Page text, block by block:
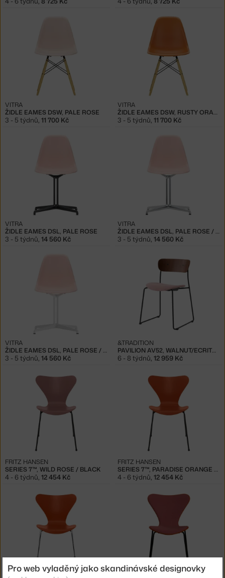
ŽIDLE EAMES DSW, PALE ROSE
VITRA
3 - 5 týdnů, 11 700 Kč
ŽIDLE EAMES DSW, RUSTY ORANGE
VITRA
3 - 5 týdnů, 11 700 Kč
ŽIDLE EAMES DSL, PALE ROSE
VITRA
3 - 5 týdnů, 14 560 Kč
ŽIDLE EAMES DSL, PALE ROSE / POLISHED ALUMINUM
VITRA
3 - 5 týdnů, 14 560 Kč
ŽIDLE EAMES DSL, PALE ROSE / WHITE
VITRA
3 - 5 týdnů, 14 560 Kč
PAVILION AV52, WALNUT/ECRITURE 640
&TRADITION
6 - 8 týdnů, 12 959 Kč
SERIES 7™, WILD ROSE / BLACK
FRITZ HANSEN
4 - 6 týdnů, 12 454 Kč
SERIES 7™, PARADISE ORANGE / BLACK
FRITZ HANSEN
4 - 6 týdnů, 12 454 Kč
Pro web vyladěný jako skandinávské designovky